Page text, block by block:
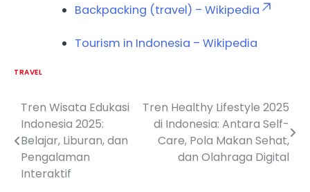
Backpacking (travel) – Wikipedia
Tourism in Indonesia – Wikipedia
TRAVEL
Post
navigation
Tren Wisata Edukasi
Indonesia 2025:
Belajar, Liburan, dan
Pengalaman
Interaktif
Tren Healthy Lifestyle 2025
di Indonesia: Antara Self-
Care, Pola Makan Sehat,
dan Olahraga Digital